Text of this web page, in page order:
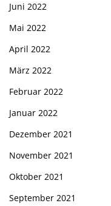
Juni 2022
Mai 2022
April 2022
März 2022
Februar 2022
Januar 2022
Dezember 2021
November 2021
Oktober 2021
September 2021